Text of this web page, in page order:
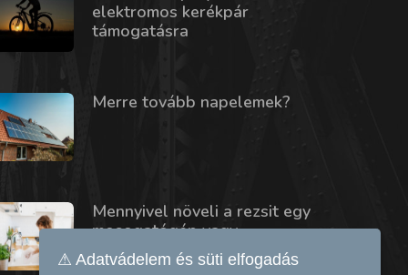
elektromos kerékpár
támogatásra
Merre tovább napelemek?
Mennyivel növeli a rezsit egy
mosogatógép vagy
szárítógép?
⚠ Adatvádelem és süti elfogadás